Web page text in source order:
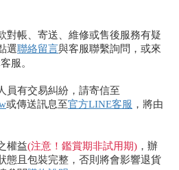
對帳、寄送、維修或售後服務有疑
選聯絡留言與客服聯繫詢問，或來
服。
員有交易糾紛，請寄信至
或傳送訊息至官方LINE客服 ，將由
權益(注意！鑑賞期非試用期) ，辦
態且包裝完整，否則將會影響退貨